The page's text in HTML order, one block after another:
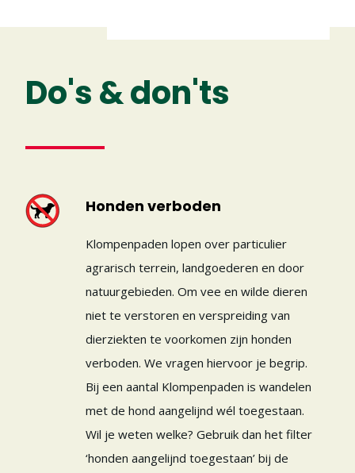
Do's & don'ts
Honden verboden
Klompenpaden lopen over particulier
agrarisch terrein, landgoederen en door
natuurgebieden. Om vee en wilde dieren
niet te verstoren en verspreiding van
dierziekten te voorkomen zijn honden
verboden. We vragen hiervoor je begrip.
Bij een aantal Klompenpaden is wandelen
met de hond aangelijnd wél toegestaan.
Wil je weten welke? Gebruik dan het filter
‘honden aangelijnd toegestaan’ bij de